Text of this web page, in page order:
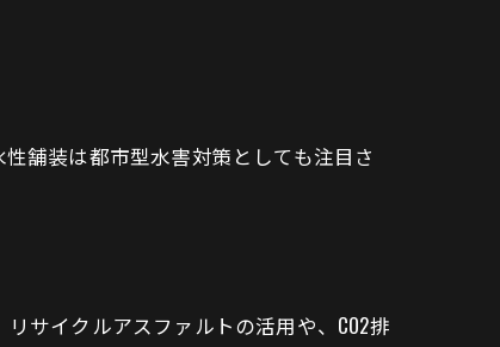
舗装は都市型水害対策としても注目さ
サイクルアスファルトの活用や、CO2排